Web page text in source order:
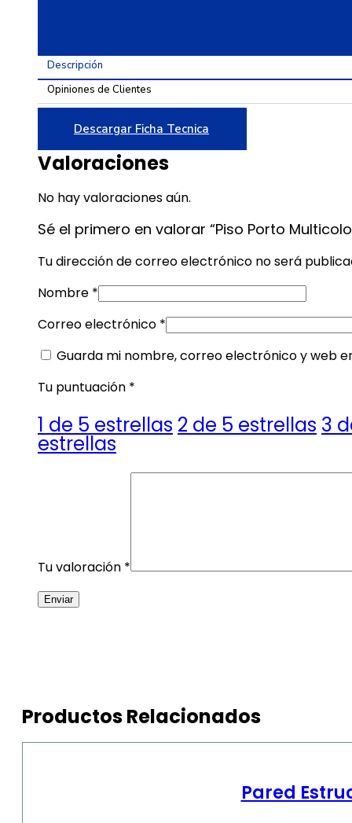
Descripción
Opiniones de Clientes
Descargar Ficha Tecnica
Valoraciones
No hay valoraciones aún.
Sé el primero en valorar “Piso Porto
Tu dirección de correo electrónico no será
Nombre *
Correo electrónico *
Guarda mi nombre, correo electrónico y web
Tu puntuación *
1 de 5 estrellas 2 de 5 estrellas 3
estrellas
Tu valoración *
Productos Relacionados
Pared